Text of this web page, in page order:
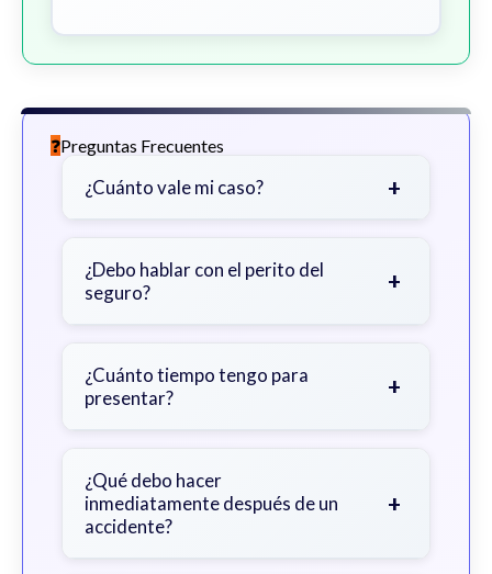
Preguntas Frecuentes
¿Cuánto vale mi caso? +
gravedad de sus lesiones, facturas
médicas, tiempo fuera del trabajo y
¿Debo hablar con el perito del
seguro?
+
primero con un abogado para evitar
declaraciones que perjudiquen su
¿Cuánto tiempo tengo para
presentar?
+
con excepciones. Consulte para
obtener orientación específica.
¿Qué debo hacer
inmediatamente después de un
accidente?
+